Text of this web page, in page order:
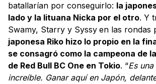
batallarían por conseguirlo: la
lado y la lituana Nicka por el otro. Y
Swamy, Starry y Syssy en las rondas
japonesa Riko hizo lo propio en la
se consagró como la campeona de
de Red Bull BC One en Tokio. “Es
increíble. Ganar aquí en Japón,